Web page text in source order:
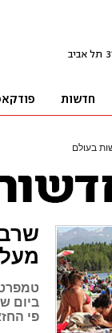
בעולם
ביום
פי